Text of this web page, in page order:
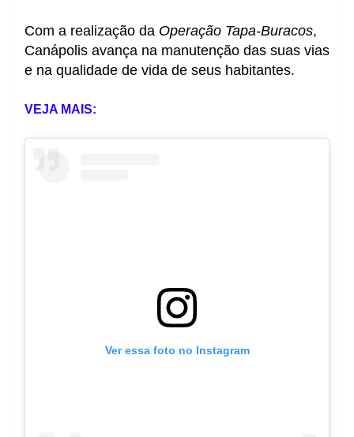
Com a realização da Operação Tapa-Buracos,
Canápolis avança na manutenção das suas vias
e na qualidade de vida de seus habitantes.
VEJA MAIS:
Ver essa foto no Instagram